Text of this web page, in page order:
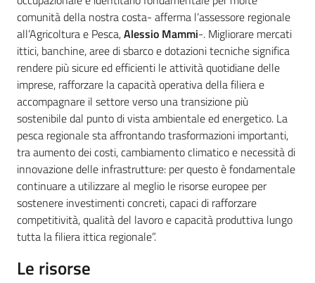
comunità della nostra costa- afferma l’assessore regionale
all’Agricoltura e Pesca,Alessio Mammi-. Migliorare mercati
ittici, banchine, aree di sbarco e dotazioni tecniche significa
rendere più sicure ed efficienti le attività quotidiane delle
imprese, rafforzare la capacità operativa della filiera e
accompagnare il settore verso una transizione più
sostenibile dal punto di vista ambientale ed energetico. La
pesca regionale sta affrontando trasformazioni importanti,
tra aumento dei costi, cambiamento climatico e necessità di
innovazione delle infrastrutture: per questo è fondamentale
continuare a utilizzare al meglio le risorse europee per
sostenere investimenti concreti, capaci di rafforzare
competitività, qualità del lavoro e capacità produttiva lungo
tutta la filiera ittica regionale”.
Le risorse